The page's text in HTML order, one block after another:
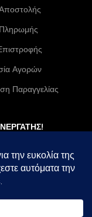
Αγορών
Παραγγελίας